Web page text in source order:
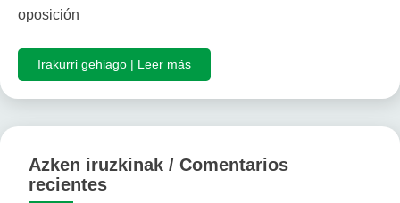
oposición
Irakurri gehiago | Leer más
Azken iruzkinak / Comentarios
recientes